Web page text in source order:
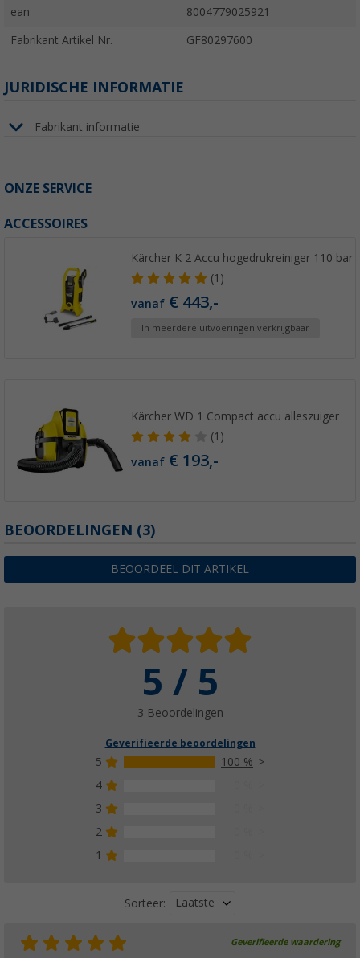
ean 8004779025921
Fabrikant Artikel Nr. GF80297600
JURIDISCHE INFORMATIE
Fabrikant informatie
ONZE SERVICE
ACCESSOIRES
Kärcher K 2 Accu hogedrukreiniger 110 bar
(1)
vanaf € 443,-
In meerdere uitvoeringen verkrijgbaar
Kärcher WD 1 Compact accu alleszuiger
(1)
vanaf € 193,-
BEOORDELINGEN (3)
BEOORDEEL DIT ARTIKEL
5 / 5
3 Beoordelingen
Geverifieerde beoordelingen
5
100 %
4
3
2
1
Sorteer: Laatste
Geverifieerde waardering